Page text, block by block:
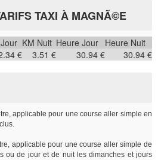
TAXI À MAGNÃ©E
KM Nuit Heure Jour Heure Nuit
€ 3.51 € 30.94 € 30.94 €
applicable pour une course aller simple en
applicable pour une course aller simple de
ou de jour et de nuit les dimanches et jours